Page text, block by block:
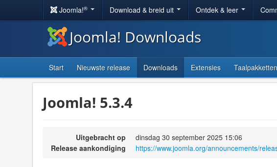
Joomla!® Download & breid uit Ontdek & leer
Joomla! Downloads
Start Nieuwste release Downloads Extensies Taalpakketten
Joomla! 5.3.4
Uitgebracht op
dinsdag 30 september 2025 15:06
Release aankondiging
https://www.joomla.org/announcements/